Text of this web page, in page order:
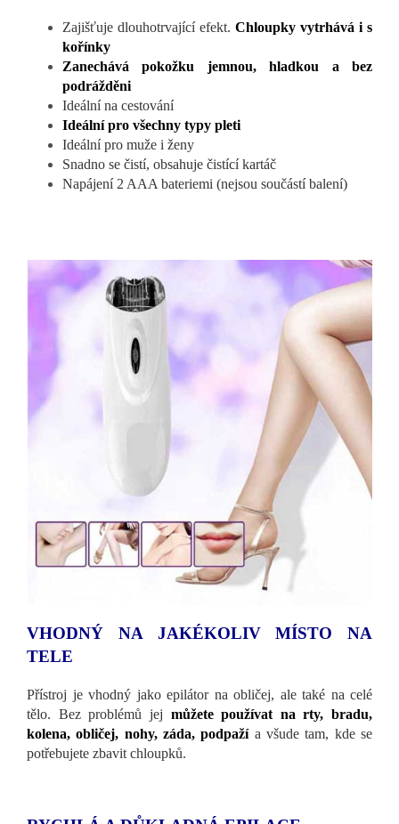
Zajišťuje dlouhotrvající efekt. Chloupky vytrhává i s
kořínky
Zanechává pokožku jemnou, hladkou a bez
podrážděni
Ideální na cestování
Ideální pro všechny typy pleti
Ideální pro muže i ženy
Snadno se čistí, obsahuje čistící kartáč
Napájení 2 AAA bateriemi (nejsou součástí balení)
VHODNÝ NA JAKÉKOLIV MÍSTO NA
TELE
Přístroj je vhodný jako epilátor na obličej, ale také na celé
tělo. Bez problémů jej můžete používat na rty, bradu,
kolena, obličej, nohy, záda, podpaží a všude tam, kde se
potřebujete zbavit chloupků.